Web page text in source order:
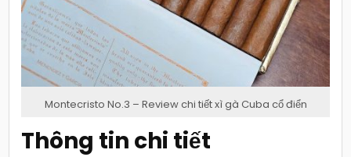
Montecristo No.3 – Review chi tiết xì gà Cuba cổ điển
Thông tin chi tiết